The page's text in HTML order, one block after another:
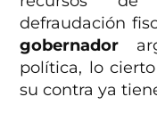
defraudación
gobernador
política, lo
su contra ya